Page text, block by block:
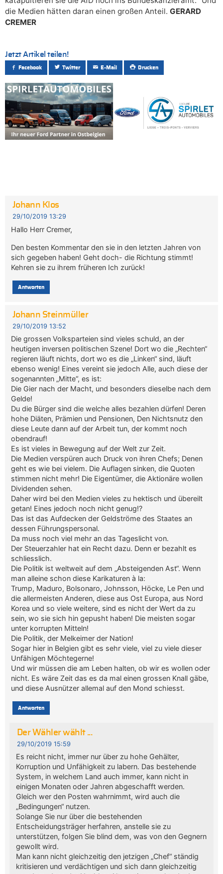
die Medien hätten daran einen großen Anteil. GERARD
CREMER
Jetzt Artikel teilen!
Facebook Twitter E-Mail Drucken
Johann Klos
29/10/2019 13:29
Hallo Herr Cremer,
Den besten Kommentar den sie in den letzten Jahren von
sich gegeben haben! Geht doch- die Richtung stimmt!
Kehren sie zu ihrem früheren Ich zurück!
Antworten
Johann Steinmüller
29/10/2019 13:52
Die grossen Volksparteien sind vieles schuld, an der
heutigen inversen politischen Szene! Dort wo die „Rechten“
regieren läuft nichts, dort wo es die „Linken“ sind, läuft
ebenso wenig! Eines vereint sie jedoch Alle, auch diese der
sogenannten „Mitte“, es ist:
Die Gier nach der Macht, und besonders dieselbe nach dem
Gelde!
Du die Bürger sind die welche alles bezahlen dürfen! Deren
hohe Diäten, Prämien und Pensionen, Den Nichtsnutz den
diese Leute dann auf der Arbeit tun, der kommt noch
obendrauf!
Es ist vieles in Bewegung auf der Welt zur Zeit.
Die Medien verspüren auch Druck von ihren Chefs; Denen
geht es wie bei vielem. Die Auflagen sinken, die Quoten
stimmen nicht mehr! Die Eigentümer, die Aktionäre wollen
Dividenden sehen.
Daher wird bei den Medien vieles zu hektisch und übereilt
getan! Eines jedoch noch nicht genug!?
Das ist das Aufdecken der Geldströme des Staates an
dessen Führungspersonal.
Da muss noch viel mehr an das Tageslicht von.
Der Steuerzahler hat ein Recht dazu. Denn er bezahlt es
schliesslich.
Die Politik ist weltweit auf dem „Absteigenden Ast“. Wenn
man alleine schon diese Karikaturen à la:
Trump, Maduro, Bolsonaro, Johnsson, Höcke, Le Pen und
die allermeisten Anderen, diese aus Ost Europa, aus Nord
Korea und so viele weitere, sind es nicht der Wert da zu
sein, wo sie sich hin gepusht haben! Die meisten sogar
unter korrupten Mitteln!
Die Politik, der Melkeimer der Nation!
Sogar hier in Belgien gibt es sehr viele, viel zu viele dieser
Unfähigen Möchtegerne!
Und wir müssen die am Leben halten, ob wir es wollen oder
nicht. Es wäre Zeit das es da mal einen grossen Knall gäbe,
und diese Ausnützer allemal auf den Mond schiesst.
Antworten
Der Wähler wählt ...
29/10/2019 15:59
Es reicht nicht, immer nur über zu hohe Gehälter,
Korruption und Unfähigkeit zu labern. Das bestehende
System, in welchem Land auch immer, kann nicht in
einigen Monaten oder Jahren abgeschafft werden.
Gleich wer den Posten wahrnimmt, wird auch die
„Bedingungen“ nutzen.
Solange Sie nur über die bestehenden
Entscheidungsträger herfahren, anstelle sie zu
unterstützen, folgen Sie blind dem, was von den Gegnern
gewollt wird.
Man kann nicht gleichzeitig den jetzigen „Chef“ ständig
kritisieren und verdächtigen und sich dann gleichzeitig